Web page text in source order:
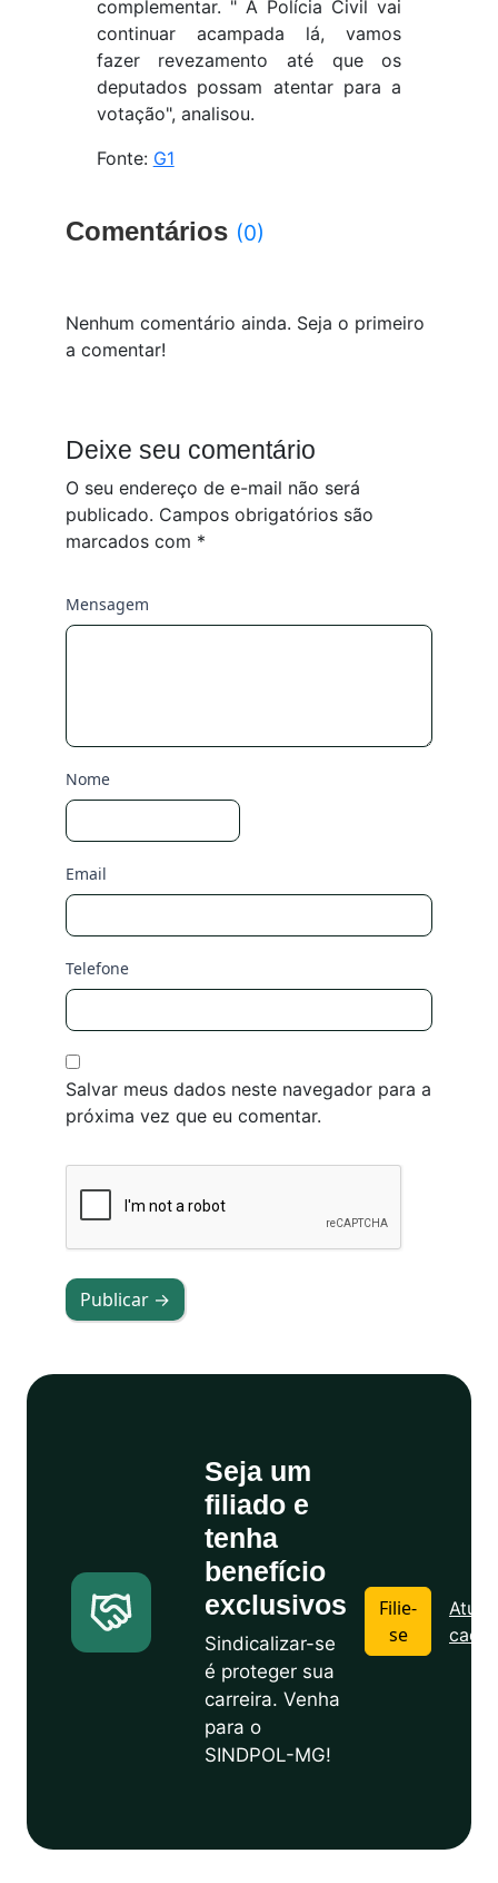
complementar. " A Polícia Civil vai
continuar acampada lá, vamos
fazer revezamento até que os
deputados possam atentar para a
votação", analisou.
Fonte: G1
Comentários (0)
Nenhum comentário ainda. Seja o primeiro
a comentar!
Deixe seu comentário
O seu endereço de e-mail não será
publicado. Campos obrigatórios são
marcados com *
Mensagem
Nome
Email
Telefone
Salvar meus dados neste navegador para a
próxima vez que eu comentar.
Publicar →
Seja um
filiado e
tenha
benefício
exclusivos
Sindicalizar-se
é proteger sua
carreira. Venha
para o
SINDPOL-MG!
Filie-
se